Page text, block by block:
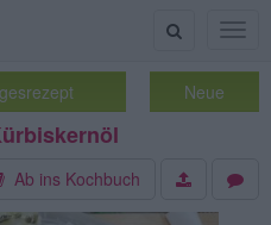
Suche
Neue
Ab ins Kochbuch